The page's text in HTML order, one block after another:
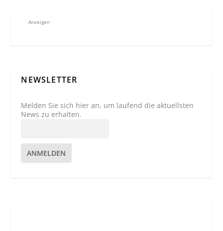
Anzeigen
NEWSLETTER
Melden Sie sich hier an, um laufend die aktuellsten
News zu erhalten.
ANMELDEN